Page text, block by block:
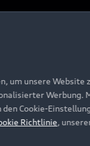
um unsere Website
Werbung.
Cookie-
Richtlinie,